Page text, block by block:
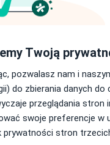
pomorskie, w
Twoją
pozwalasz nam i
do zbierania danych
przeglądania stron
swoje preferencje w
prywatności stron